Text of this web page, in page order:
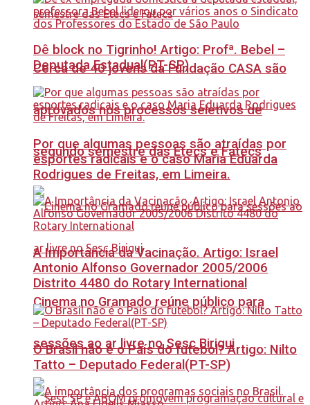
Cerca de 40 jovens da Fundação CASA são
aprovados nos processos seletivos de
segundo semestre das Etecs e Fatecs
Cinema no Gramado reúne público para
sessões ao ar livre no Sesc Birigui
Dê block no Tigrinho! Artigo: Profª. Bebel –
Deputada Estadual(PT-SP)
Por que algumas pessoas são atraídas por
esportes radicais e o caso Maria Eduarda
Rodrigues de Freitas, em Limeira.
A Importância da Vacinação. Artigo: Israel
Antonio Alfonso Governador 2005/2006
Distrito 4480 do Rotary International
O Brasil não é o País do futebol? Artigo: Nilto
Tatto – Deputado Federal(PT-SP)